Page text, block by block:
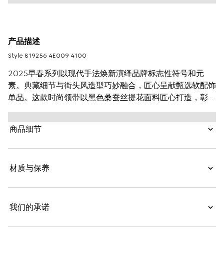
产品描述
Style ‎819256 4E009 4100
2025早春系列以现代手法焕新演绎品牌标志性符号和元
素。典藏细节与街头风造型巧妙融合，匠心呈献甄选软配饰
单品。这款时尚领带以黑色桑蚕丝提花面料匠心打造，彰显
精致马衔扣图案。
商品细节
材质与保养
我们的承诺